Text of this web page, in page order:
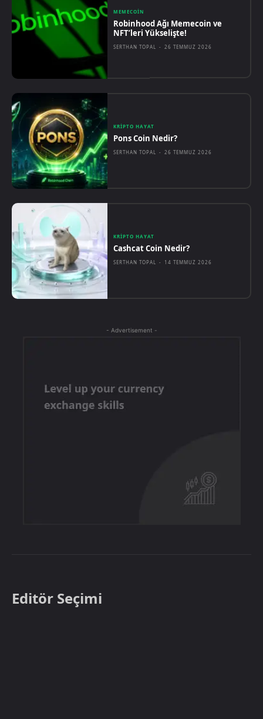
MEMECOIN
Robinhood Ağı Memecoin ve
NFT’leri Yükselişte!
SERTHAN TOPAL - 26 TEMMUZ 2026
KRIPTO HAYAT
Pons Coin Nedir?
SERTHAN TOPAL - 26 TEMMUZ 2026
KRIPTO HAYAT
Cashcat Coin Nedir?
SERTHAN TOPAL - 14 TEMMUZ 2026
- Advertisement -
Editör Seçimi